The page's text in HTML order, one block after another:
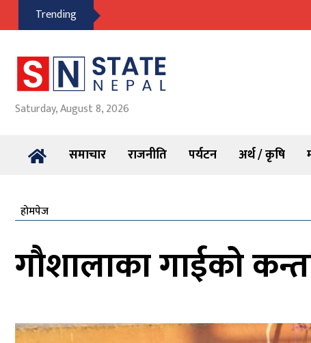
Trending
Saturday, August 8, 2026
समाचार राजनीति पर्यटन अर्थ / कृषि
होमपेज
गौशालाका गाईको